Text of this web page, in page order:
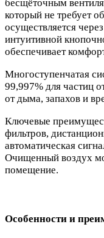
бесщёточным
который не требует
осуществляется
интуитивной
обеспечивает
Многоступенчатая
99,997% для частиц
от дыма, запахов и
Ключевые
фильтров,
автоматическая
Очищенный воздух
помещение.
Особенности и